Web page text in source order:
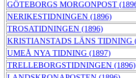
GÖTEBORGS MORGONPOST
NERIKESTIDNINGEN (1896)
TROSATIDNINGEN (1896)
KRISTIANSTADS LÄNS TIDNING
UMEÅ NYA TIDNING (1897)
TRELLEBORGSTIDNINGEN (1896)